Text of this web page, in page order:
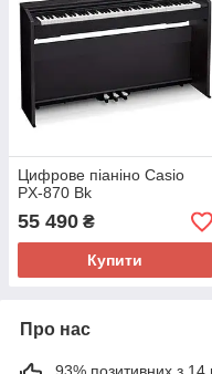
Цифрове піаніно Casio
PX-870 Bk
55 490 ₴
Купити
Про нас